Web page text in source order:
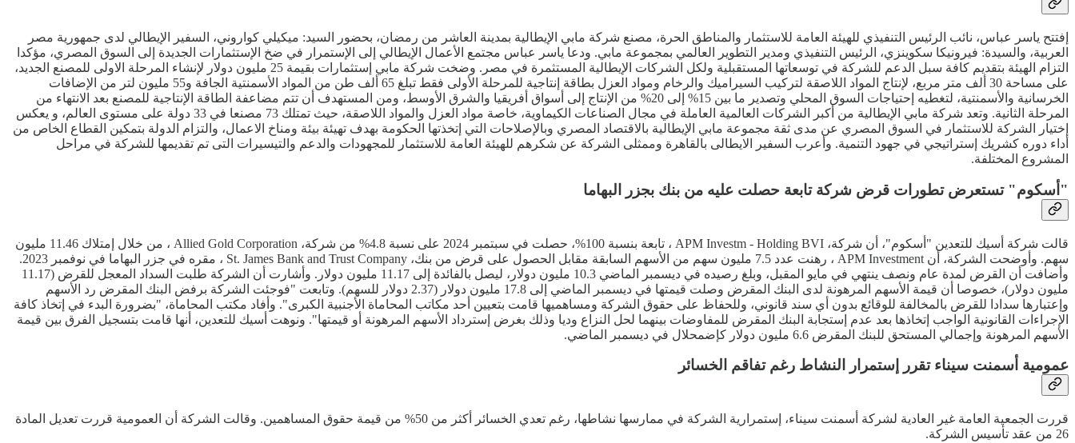
إفتتح ياسر عباس، نائب الرئيس التنفيذي للهيئة العامة للاستثمار والمناطق الحرة، مصنع شركة مابي الإيطالية بمدينة العاشر من رمضان، بحضور السيد: ميكيلي كواروني، السفير الإيطالي لدى جمهورية مصر
العربية، والسيدة: فيرونيكا سكوينزي، الرئيس التنفيذي ومدير التطوير العالمي بمجموعة مابي. ودعا ياسر عباس مجتمع الأعمال الإيطالي إلى الإستمرار في ضخ الإستثمارات الجديدة إلى السوق المصري، مؤكدا
التزام الهيئة بتقديم كافة سبل الدعم للشركة في توسعاتها المستقبلية ولكل الشركات الإيطالية المستثمرة في مصر. وضخت شركة مابي إستثمارات بقيمة 25 مليون دولار لإنشاء المرحلة الاولى للمصنع الجديد،
على مساحة 30 ألف متر مربع، لإنتاج المواد اللاصقة لتركيب السيراميك والرخام ومواد العزل بطاقة إنتاجية للمرحلة الأولى فقط تبلغ 65 ألف طن من المواد الأسمنتية الجافة و55 مليون لتر من الإضافات
الخرسانية والأسمنتية، لتغطيه إحتياجات السوق المحلي وتصدير ما بين 15% إلى 20% من الإنتاج إلى أسواق أفريقيا والشرق الأوسط، ومن المستهدف أن تتم مضاعفة الطاقة الإنتاجية للمصنع بعد الانتهاء من
المرحلة الثانية. وتعد شركة مابي الإيطالية من أكبر الشركات العالمية العاملة في مجال الصناعات الكيماوية، خاصة مواد العزل والمواد اللاصقة، حيث تمتلك 73 مصنعا في 33 دولة على مستوى العالم، و يعكس
إختيار الشركة للاستثمار في السوق المصري عن مدى ثقة مجموعة مابي الإيطالية بالاقتصاد المصري وبالإصلاحات التي إتخذتها الحكومة بهدف تهيئة بيئة ومناخ الاعمال، والتزام الدولة بتمكين القطاع الخاص من
أداء دوره كشريك إستراتيجي في جهود التنمية. وأعرب السفير الايطالى بالقاهرة وممثلى الشركة عن شكرهم للهيئة العامة للاستثمار للمجهودات والدعم والتيسيرات التى تم تقديمها للشركة في مراحل
المشروع المختلفة.
"أسكوم" تستعرض تطورات قرض شركة تابعة حصلت عليه من بنك بجزر البهاما
قالت شركة أسيك للتعدين "أسكوم"، أن شركة، APM Investm - Holding BVI ، تابعة بنسبة 100%، حصلت في سبتمبر 2024 على نسبة 4.8% من شركة، Allied Gold Corporation ، من خلال إمتلاك 11.46 مليون
سهم. وأوضحت الشركة، أن APM Investment ، رهنت عدد 7.5 مليون سهم من الأسهم السابقة مقابل الحصول على قرض من بنك، St. James Bank and Trust Company ، مقره في جزر البهاما في نوفمبر 2023.
وأضافت أن القرض لمدة عام ونصف ينتهي في مايو المقبل، وبلغ رصيده في ديسمبر الماضي 10.3 مليون دولار، ليصل بالفائدة إلى 11.17 مليون دولار. وأشارت أن الشركة طلبت السداد المعجل للقرض (11.17
مليون دولار)، خصوصا أن قيمة الأسهم المرهونة لدى البنك المقرض وصلت قيمتها في ديسمبر الماضي إلى 17.8 مليون دولار (2.37 دولار للسهم). وتابعت "فوجئت الشركة برفض البنك المقرض رد الأسهم
وإعتبارها سدادا للقرض بالمخالفة للوقائع بدون أي سند قانوني، وللحفاظ على حقوق الشركة ومساهميها قامت بتعيين أحد مكاتب المحاماة الأجنبية الكبرى". وأفاد مكتب المحاماة، "بضرورة البدء في إتخاذ كافة
الإجراءات القانونية الواجب إتخاذها بعد عدم إستجابة البنك المقرض للمفاوضات بينهما لحل النزاع وديا وذلك بغرض إسترداد الأسهم المرهونة أو قيمتها". ونوهت أسيك للتعدين، أنها قامت بتسجيل الفرق بين قيمة
الأسهم المرهونة وإجمالي المستحق للبنك المقرض 6.6 مليون دولار كإضمحلال في ديسمبر الماضي.
عمومية أسمنت سيناء تقرر إستمرار النشاط رغم تفاقم الخسائر
قررت الجمعية العامة غير العادية لشركة أسمنت سيناء، إستمرارية الشركة في ممارسها نشاطها، رغم تعدي الخسائر أكثر من 50% من قيمة حقوق المساهمين. وقالت الشركة أن العمومية قررت تعديل المادة
26 من عقد تأسيس الشركة.